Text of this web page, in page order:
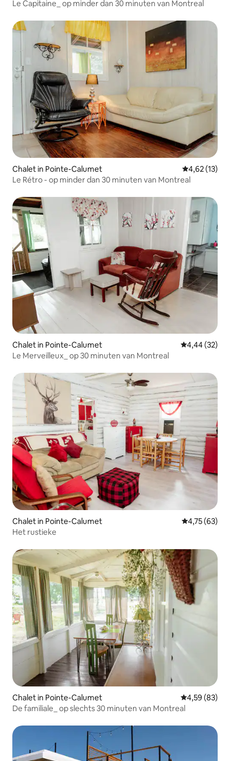
Le Capitaine_ op minder dan 30 minuten van Montreal
Chalet in Pointe-Calumet Gemiddelde
4,62 (13)
Le Rétro - op minder dan 30 minuten van Montreal
Chalet in Pointe-Calumet Gemiddelde
4,44 (32)
Le Merveilleux_ op 30 minuten van Montreal
Chalet in Pointe-Calumet Gemiddelde
4,75 (63)
Het rustieke
Chalet in Pointe-Calumet Gemiddelde
4,59 (83)
De familiale_ op slechts 30 minuten van Montreal